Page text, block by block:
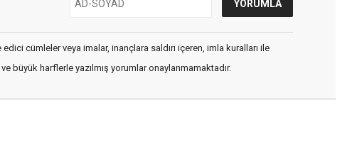
cümleler veya imalar, inançlara saldırı içeren, imla kuralları ile
büyük harflerle yazılmış yorumlar onaylanmamaktadır.